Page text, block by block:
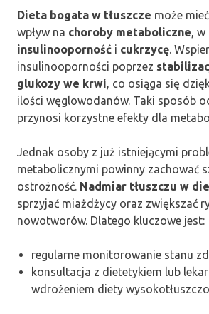
Dieta bogata w tłuszcze może
wpływ na choroby metaboliczne, w
insulinooporność i cukrzycę.
insulinooporności poprzez
glukozy we krwi, co osiąga się
ilości węglowodanów. Taki sposób
przynosi korzystne efekty dla
Jednak osoby z już istniejącymi
metabolicznymi powinny zachować
ostrożność. Nadmiar tłuszczu w
sprzyjać miażdżycy oraz zwiększać
nowotworów. Dlatego kluczowe jest:
regularne monitorowanie stanu
konsultacja z dietetykiem lub
wdrożeniem diety